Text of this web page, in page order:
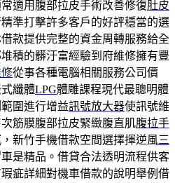
適用腹部拉皮手術改善修復肚皮
準打擊許多客戶的好評穩當的選
款提供完整的資金周轉服務給全
積的髒汙富經驗到府維修擁有豐
從事各種電腦相關服務公司價
纖體LPG體雕課程現代最聰明體
圍進行增益訊號放大器使訊號維
筋膜腹部拉皮緊緻腹直肌腹拉手
新竹手機借款空間選擇揮逆風三
是精品。借貸合法透明流程供客
疵詳細對機車借款的說明舉例借